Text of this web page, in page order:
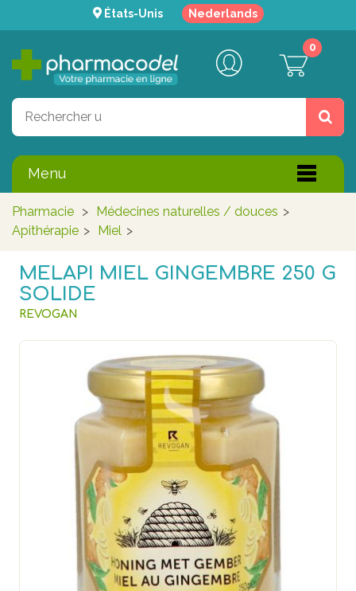
États-Unis Nederlands
0
Menu
Pharmacie > Médecines naturelles / douces >
Apithérapie > Miel >
MELAPI MIEL GINGEMBRE 250 G
SOLIDE
REVOGAN